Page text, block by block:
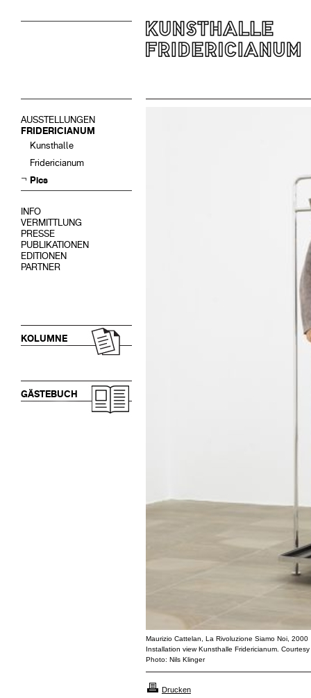
AUSSTELLUNGEN
FRIDERICIANUM
Kunsthalle
Fridericianum
Pics
INFO
VERMITTLUNG
PRESSE
PUBLIKATIONEN
EDITIONEN
PARTNER
KOLUMNE
GÄSTEBUCH
Maurizio Cattelan, La Rivoluzione Siamo Noi, 2000
Installation view Kunsthalle Fridericianum.
Photo: Nils Klinger
Drucken